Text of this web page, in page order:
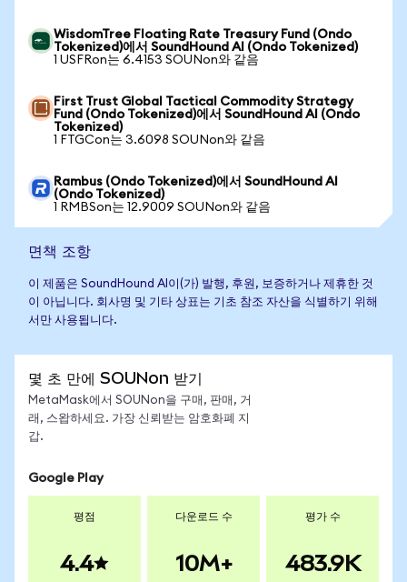
WisdomTree Floating Rate Treasury Fund (Ondo
Tokenized)에서 SoundHound AI (Ondo Tokenized)
1 USFRon는 6.4153 SOUNon와 같음
First Trust Global Tactical Commodity Strategy
Fund (Ondo Tokenized)에서 SoundHound AI (Ondo
Tokenized)
1 FTGCon는 3.6098 SOUNon와 같음
Rambus (Ondo Tokenized)에서 SoundHound AI
(Ondo Tokenized)
1 RMBSon는 12.9009 SOUNon와 같음
면책 조항
이 제품은 SoundHound AI이(가) 발행, 후원, 보증하거나 제휴한 것
이 아닙니다. 회사명 및 기타 상표는 기초 참조 자산을 식별하기 위해
서만 사용됩니다.
몇 초 만에 SOUNon 받기
MetaMask에서 SOUNon을 구매, 판매, 거
래, 스왑하세요. 가장 신뢰받는 암호화폐 지
갑.
Google Play
평점
4.4
다운로드 수
10M+
평가 수
483.9K